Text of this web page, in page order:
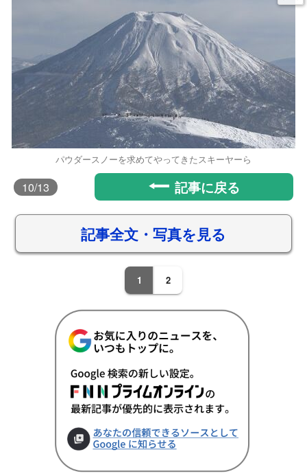
パウダースノーを求めてやってきたスキーヤーら
10/13 記事に戻る
記事全文・写真を見る
1 2